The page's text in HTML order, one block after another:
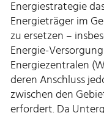
Energiestrategie
Energieträger im
zu ersetzen –
Energie-
Energiezentralen
deren Anschluss
zwischen den
erfordert. Da